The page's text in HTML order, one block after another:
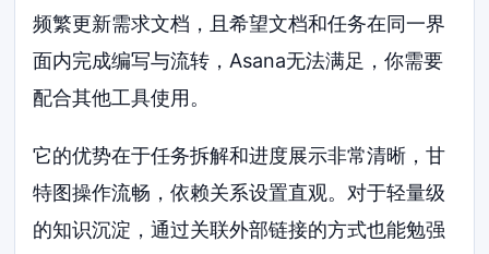
频繁更新需求文档，且希望文档和任务在同一界
面内完成编写与流转，Asana无法满足，你需要
配合其他工具使用。
它的优势在于任务拆解和进度展示非常清晰，甘
特图操作流畅，依赖关系设置直观。对于轻量级
的知识沉淀，通过关联外部链接的方式也能勉强